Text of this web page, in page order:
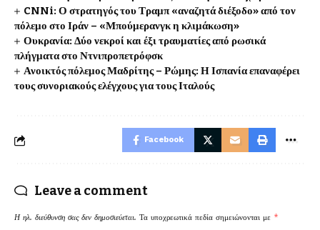
CNNi: Ο στρατηγός του Τραμπ «αναζητά διέξοδο» από τον
πόλεμο στο Ιράν – «Μπούμερανγκ η κλιμάκωση»
Ουκρανία: Δύο νεκροί και έξι τραυματίες από ρωσικά
πλήγματα στο Ντνιπροπετρόφσκ
Ανοικτός πόλεμος Μαδρίτης – Ρώμης: Η Ισπανία επαναφέρει
τους συνοριακούς ελέγχους για τους Ιταλούς
Facebook
Leave a comment
Η ηλ. διεύθυνση σας δεν δημοσιεύεται. Τα υποχρεωτικά πεδία σημειώνονται με *